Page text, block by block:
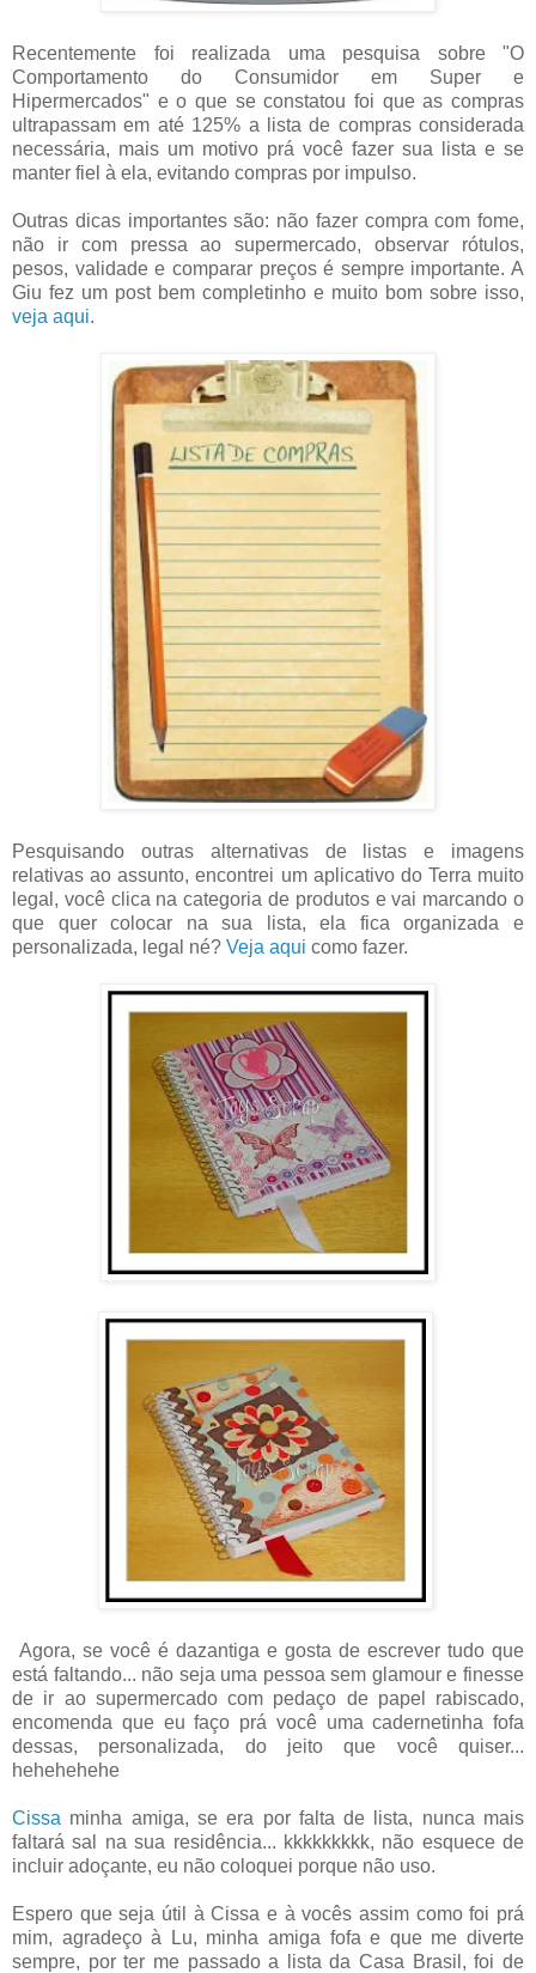
Recentemente foi realizada uma pesquisa sobre "O
Comportamento do Consumidor em Super e
Hipermercados" e o que se constatou foi que as compras
ultrapassam em até 125% a lista de compras considerada
necessária, mais um motivo prá você fazer sua lista e se
manter fiel à ela, evitando compras por impulso.
Outras dicas importantes são: não fazer compra com fome,
não ir com pressa ao supermercado, observar rótulos,
pesos, validade e comparar preços é sempre importante. A
Giu fez um post bem completinho e muito bom sobre isso,
veja aqui.
Pesquisando outras alternativas de listas e imagens
relativas ao assunto, encontrei um aplicativo do Terra muito
legal, você clica na categoria de produtos e vai marcando o
que quer colocar na sua lista, ela fica organizada e
personalizada, legal né? Veja aqui como fazer.
Agora, se você é dazantiga e gosta de escrever tudo que
está faltando... não seja uma pessoa sem glamour e finesse
de ir ao supermercado com pedaço de papel rabiscado,
encomenda que eu faço prá você uma cadernetinha fofa
dessas, personalizada, do jeito que você quiser...
hehehehehe
Cissa minha amiga, se era por falta de lista, nunca mais
faltará sal na sua residência... kkkkkkkkk, não esquece de
incluir adoçante, eu não coloquei porque não uso.
Espero que seja útil à Cissa e à vocês assim como foi prá
mim, agradeço à Lu, minha amiga fofa e que me diverte
sempre, por ter me passado a lista da Casa Brasil, foi de